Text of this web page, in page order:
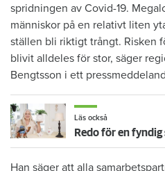
spridningen av Covid-19.
människor på en relativt liten
ställen bli riktigt trångt. Risken
blivit alldeles för stor, säger
Bengtsson i ett
Läs också
Han säger att alla